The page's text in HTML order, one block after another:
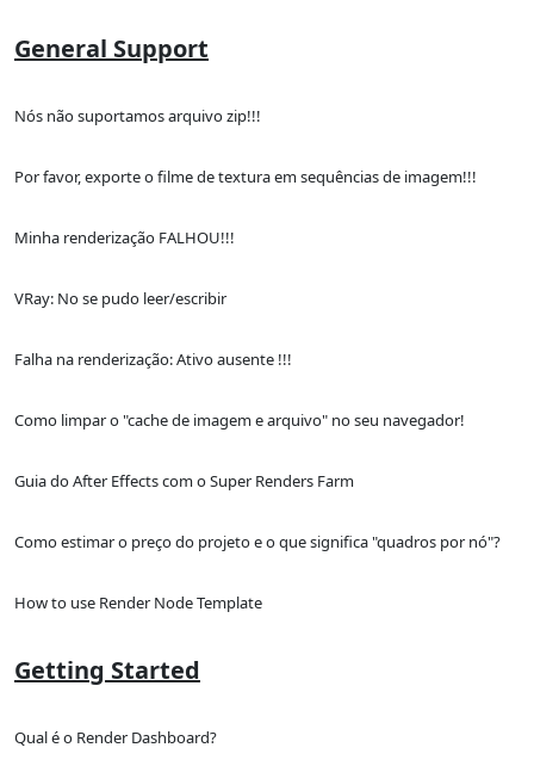
General Support
Nós não suportamos arquivo zip!!!
Por favor, exporte o filme de textura em sequências de imagem!!!
Minha renderização FALHOU!!!
VRay: No se pudo leer/escribir
Falha na renderização: Ativo ausente !!!
Como limpar o "cache de imagem e arquivo" no seu navegador!
Guia do After Effects com o Super Renders Farm
Como estimar o preço do projeto e o que significa "quadros por nó"?
How to use Render Node Template
Getting Started
Qual é o Render Dashboard?